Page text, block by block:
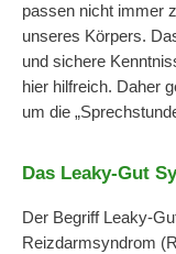
passen nicht immer
unseres Körpers.
und sichere
hier hilfreich. Daher
um die
Das Leaky-Gut
Der Begriff Leaky-
Reizdarmsyndrom